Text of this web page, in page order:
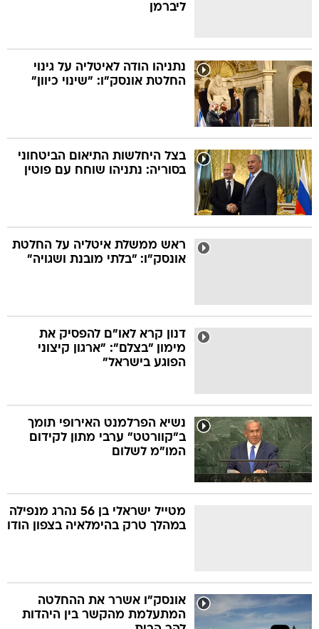
ליברמן
נתניהו הודה לאיטליה על גינוי
החלטת אונסק"ו: "שינוי כיוון"
בצל היחלשות התיאום הביטחוני
בסוריה: נתניהו שוחח עם פוטין
ראש ממשלת איטליה על החלטת
אונסק"ו: "בלתי מובנת ושגויה"
דנון קרא לאו"ם להפסיק את
מימון "בצלם": "ארגון קיצוני
הפוגע בישראל"
נשיא הפרלמנט האירופי תומך
ב"קוורטט" ערבי מתון לקידום
המו"מ לשלום
מטייל ישראלי בן 56 נהרג מנפילה
במהלך טרק בהימלאיה בצפון הודו
אונסק"ו אשרר את ההחלטה
המתעלמת מהקשר בין היהדות